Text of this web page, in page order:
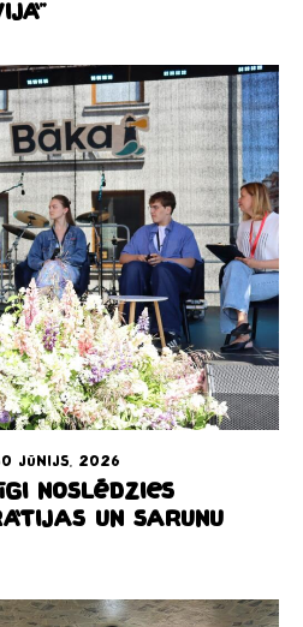
jūnijs, 2026
noslēdzies
un sarunu